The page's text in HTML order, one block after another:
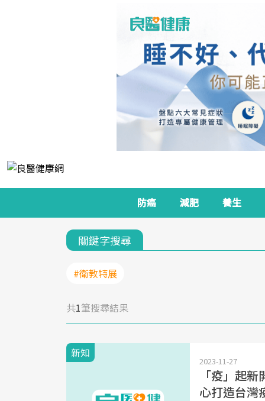
防癌 減肥 養生
關鍵字搜尋
#衛教特展
共1筆搜尋結果
新知
2023-11-27
「疫」起
心打造台灣